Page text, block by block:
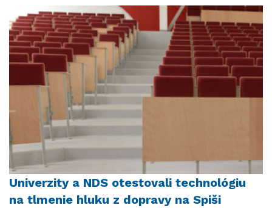
Univerzity a NDS otestovali technológiu
na tlmenie hluku z dopravy na Spiši